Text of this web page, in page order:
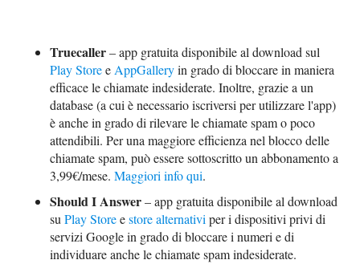
Truecaller– app gratuita disponibile al download sul
Play Storee AppGalleryin grado di bloccare in maniera
efficace le chiamate indesiderate. Inoltre, grazie a un
database (a cui è necessario iscriversi per utilizzare l'app)
è anche in grado di rilevare le chiamate spam o poco
attendibili. Per una maggiore efficienza nel blocco delle
chiamate spam, può essere sottoscritto un abbonamento a
3,99€/mese.Maggiori info qui.
Should I Answer– app gratuita disponibile al download
suPlay Storeestore alternativi per i dispositivi privi di
servizi Google in grado di bloccare i numeri e di
individuare anche le chiamate spam indesiderate.